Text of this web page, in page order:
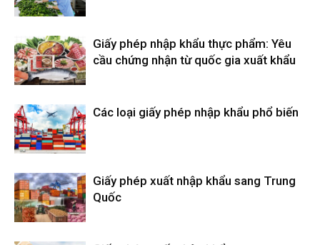
Giấy phép nhập khẩu thực phẩm: Yêu
cầu chứng nhận từ quốc gia xuất khẩu
Các loại giấy phép nhập khẩu phổ biến
Giấy phép xuất nhập khẩu sang Trung
Quốc